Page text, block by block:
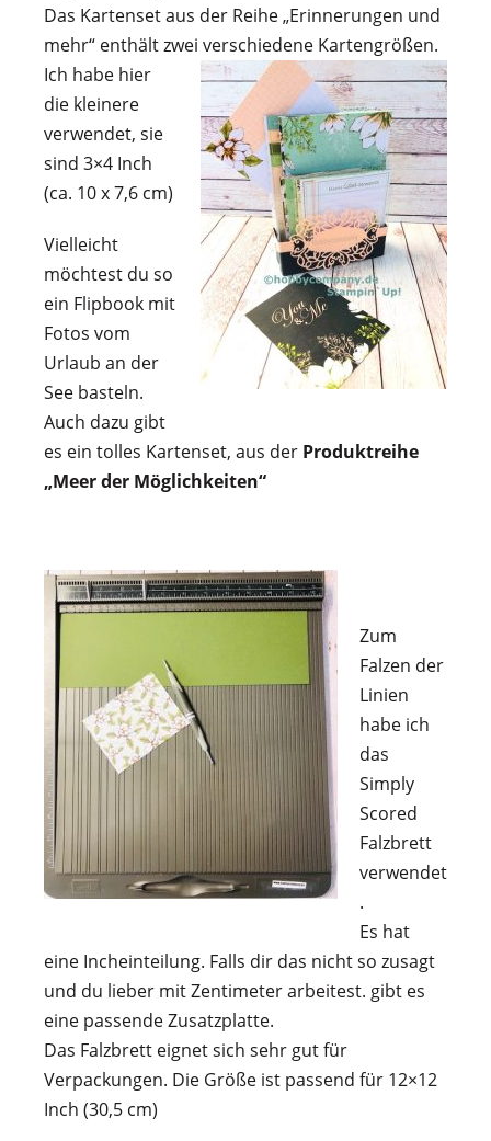
Das Kartenset aus der Reihe „Erinnerungen und
mehr“ enthält zwei verschiedene Kartengrößen.
Ich habe hier
die kleinere
verwendet, sie
sind 3×4 Inch
(ca. 10 x 7,6 cm)
Vielleicht
möchtest du so
ein Flipbook mit
Fotos vom
Urlaub an der
See basteln.
Auch dazu gibt
es ein tolles Kartenset, aus der Produktreihe
„Meer der Möglichkeiten“
Zum
Falzen der
Linien
habe ich
das
Simply
Scored
Falzbrett
verwendet
.
Es hat
eine Incheinteilung. Falls dir das nicht so zusagt
und du lieber mit Zentimeter arbeitest. gibt es
eine passende Zusatzplatte.
Das Falzbrett eignet sich sehr gut für
Verpackungen. Die Größe ist passend für 12×12
Inch (30,5 cm)